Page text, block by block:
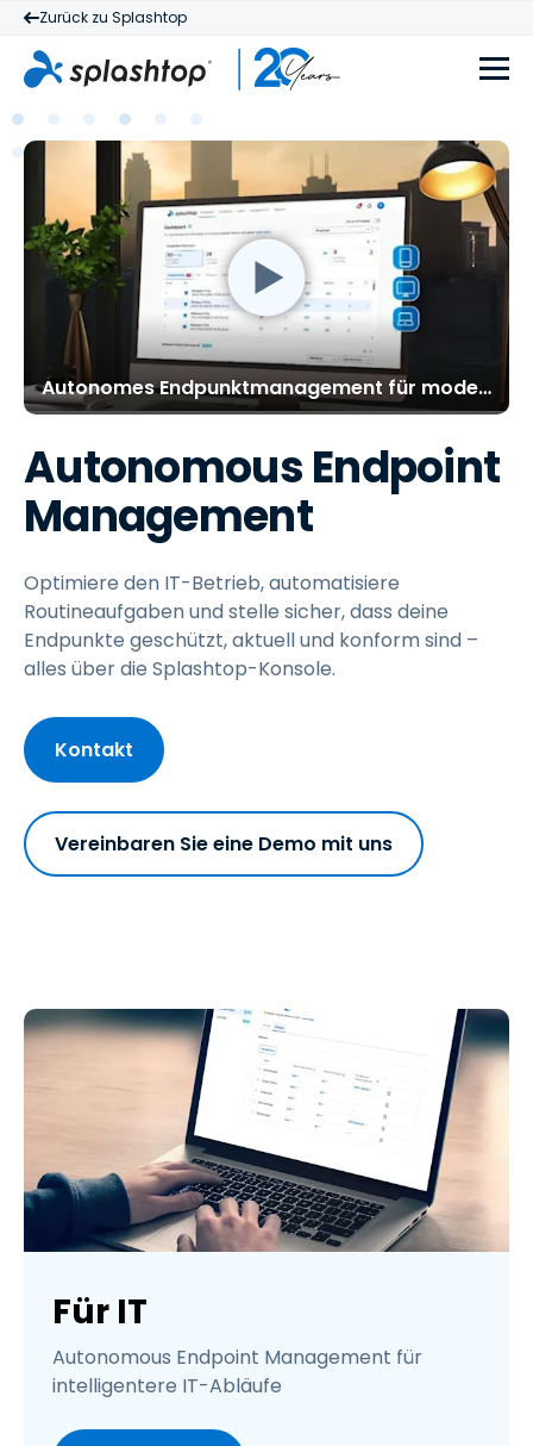
Zurück zu Splashtop
Autonomes Endpunktmanagement für moderne IT
Autonomous Endpoint
Management
Optimiere den IT-Betrieb, automatisiere
Routineaufgaben und stelle sicher, dass deine
Endpunkte geschützt, aktuell und konform sind –
alles über die Splashtop-Konsole.
Kontakt
Vereinbaren Sie eine Demo mit uns
Für IT
Autonomous Endpoint Management für
intelligentere IT-Abläufe